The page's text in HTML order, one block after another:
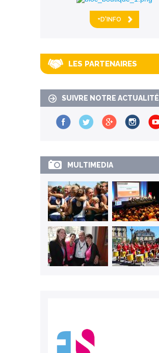
+D'INFO
LES PARTENAIRES
SUIVRE NOTRE ACTUALITÉ
MULTIMEDIA